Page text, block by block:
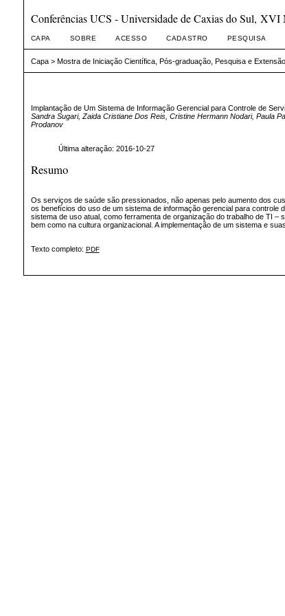
Conferências UCS - Universidade de Caxias do Sul, XVI
CAPA SOBRE ACESSO CADASTRO PESQUISA
Capa> Mostra de Iniciação Científica, Pós-graduação, Pesquisa e Extensão
Implantação de Um Sistema de Informação Gerencial para Controle de
Sandra Sugari, Zaida Cristiane Dos Reis, Cristine Hermann Nodari, Paula
Prodanov
Última alteração: 2016-10-27
Resumo
Os serviços de saúde são pressionados, não apenas pelo aumento dos
os benefícios do uso de um sistema de informação gerencial para
sistema de uso atual, como ferramenta de organização do trabalho de TI –
bem como na cultura organizacional. A implementação de um sistema e
Texto completo: PDF